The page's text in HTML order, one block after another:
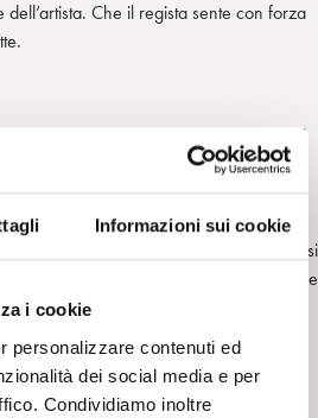
Informazioni sui cookie
i cookie
personalizzare contenuti ed
dei social media e per
Condividiamo inoltre
dell’artista. Che il regista sente con forza
è un film che si gioca tra il thriller e il
emotiva dello spettatore dalla
ambientata a Pechino, è quella di una
perso il marito. Vive sola e, nonostante
di un carattere forte e determinato, si
ricoverata in un ospizio e impone le sue
sposato e con un bambino, il
ma non accetta). La sua vita di tutti i
stravolta da una serie di telefonate
più inquietanti nei suoi confronti e